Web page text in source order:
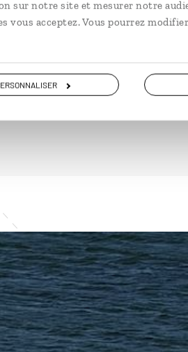
sur notre site et mesurer notre
vous acceptez. Vous pourrez
à